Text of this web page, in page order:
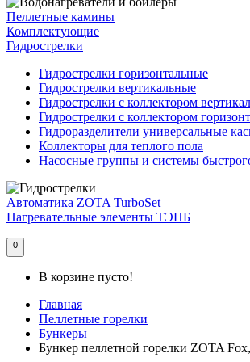
Пеллетные камины
Комплектующие
Гидрострелки
Гидрострелки горизонтальные
Гидрострелки вертикальные
Гидрострелки с коллектором
Гидрострелки с коллектором
Гидроразделители универсальные
Коллекторы для теплого пола
Насосные группы и системы
Автоматика ZOTA TurboSet
Нагревательные элементы ТЭНБ
0
В корзине пусто!
Главная
Пеллетные горелки
Бункеры
Бункер пеллетной горелки ZOTA